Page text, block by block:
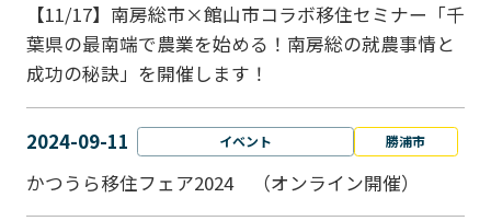
【11/17】南房総市×館山市コラボ移住セミナー「千
葉県の最南端で農業を始める！南房総の就農事情と
成功の秘訣」を開催します！
2024-09-11 イベント 勝浦市
かつうら移住フェア2024 （オンライン開催）